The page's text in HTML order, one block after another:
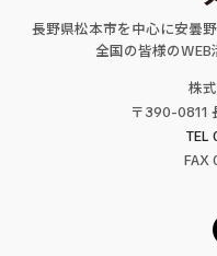
長野県松本市を中心に安曇
全国の皆様のWEB
株
〒390-0811
TEL
FAX